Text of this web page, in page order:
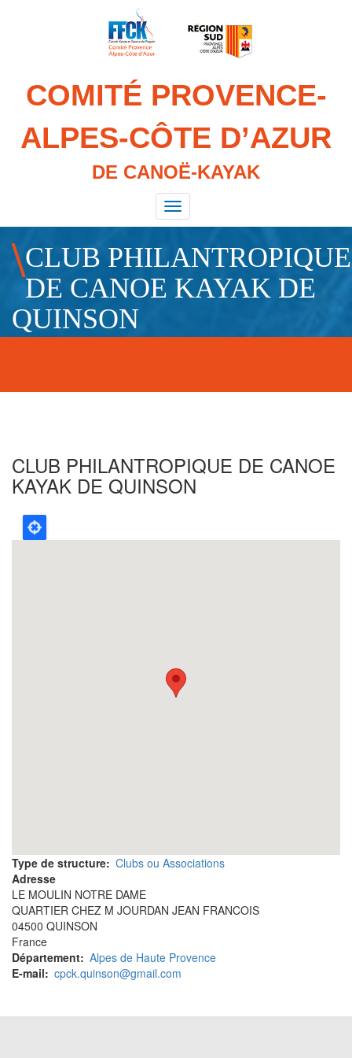
COMITÉ PROVENCE-
ALPES-CÔTE D’AZUR
DE CANOË-KAYAK
Toggle
navigation
CLUB PHILANTROPIQUE
DE CANOE KAYAK DE
QUINSON
CLUB PHILANTROPIQUE DE CANOE
KAYAK DE QUINSON
Type de structure Clubs ou Associations
Adresse
LE MOULIN NOTRE DAME
QUARTIER CHEZ M JOURDAN JEAN FRANCOIS
04500 QUINSON
France
Département Alpes de Haute Provence
E-mail
cpck.quinson@gmail.com